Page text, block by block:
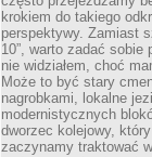
krokiem do takiego
perspektywy. Zamiast
10”, warto zadać
nie widziałem, choć
Może to być stary
nagrobkami, lokalne
modernistycznych
dworzec kolejowy,
zaczynamy traktować